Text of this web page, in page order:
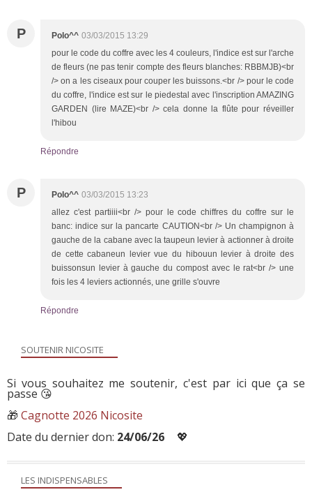
P Polo^^ 03/03/2015 13:29
pour le code du coffre avec les 4 couleurs, l'indice est sur l'arche
de fleurs (ne pas tenir compte des fleurs blanches: RBBMJB)<br
/> on a les ciseaux pour couper les buissons.<br /> pour le code
du coffre, l'indice est sur le piedestal avec l'inscription AMAZING
GARDEN (lire MAZE)<br /> cela donne la flûte pour réveiller
l'hibou
Répondre
P Polo^^ 03/03/2015 13:23
allez c'est partiiii<br /> pour le code chiffres du coffre sur le
banc: indice sur la pancarte CAUTION<br /> Un champignon à
gauche de la cabane avec la taupeun levier à actionner à droite
de cette cabaneun levier vue du hibouun levier à droite des
buissonsun levier à gauche du compost avec le rat<br /> une
fois les 4 leviers actionnés, une grille s'ouvre
Répondre
LES INDISPENSABLES
SOUTENIR NICOSITE
Si vous souhaitez me soutenir, c'est par ici que ça se
passe 😘
🎁 Cagnotte 2026 Nicosite
Date du dernier don: 24/06/26 💖